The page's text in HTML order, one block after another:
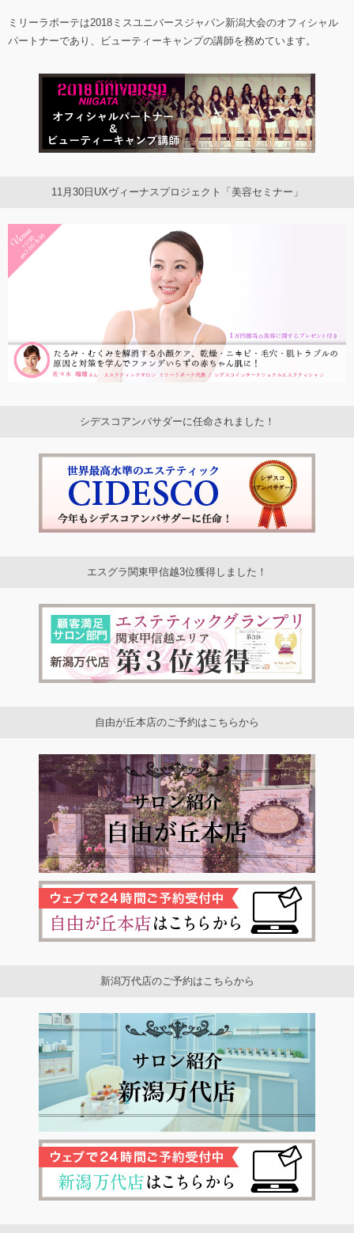
ミリーラボーテは2018ミスユニバースジャパン新潟大会のオフィシャル
パートナーであり、ビューティーキャンプの講師を務めています。
11月30日UXヴィーナスプロジェクト「美容セミナー」
シデスコアンバサダーに任命されました！
エスグラ関東甲信越3位獲得しました！
自由が丘本店のご予約はこちらから
新潟万代店のご予約はこちらから